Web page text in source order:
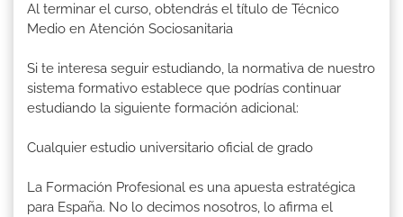
Al terminar el curso, obtendrás el título de Técnico
Medio en Atención Sociosanitaria
Si te interesa seguir estudiando, la normativa de nuestro
sistema formativo establece que podrías continuar
estudiando la siguiente formación adicional:
Cualquier estudio universitario oficial de grado
La Formación Profesional es una apuesta estratégica
para España. No lo decimos nosotros, lo afirma el